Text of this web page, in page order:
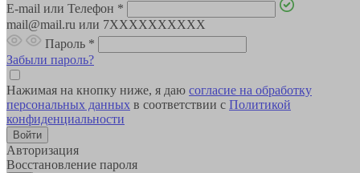
E-mail или Телефон *
mail@mail.ru или 7XXXXXXXXXX
Пароль *
Забыли пароль?
Нажимая на кнопку ниже, я даю согласие на обработку
персональных данных в соответствии с Политикой
конфиденциальности
Авторизация
Восстановление пароля